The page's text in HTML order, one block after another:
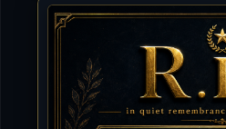
Letzte Aktivität:
27. Dez 2023, 22:48
DieWildeHilde
10.07.2026 / 12:48
Happy Birthday Chickpea